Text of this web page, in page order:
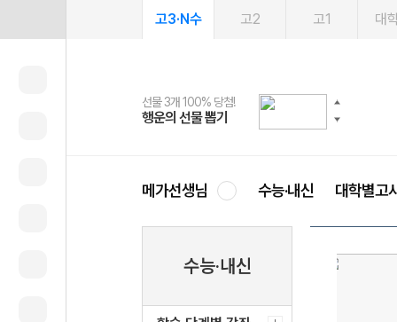
고3·N수 고2 고1 대
선물 3개 100% 당첨!
행운의 선물 뽑기
선물 100% 증정!
메가스터디 X 올리브
여름방학 스터디 캐시백
메가런 썸머스쿨
2027 러셀 단과
강사 공개선발
스마트러닝앱
설문 EVENT
메가패스
3일 무료 체험권
메가패스 수강생 무료혜택!
메가클럽 멤버십
사회공헌 캠페인
희망이룸 메가나눔
메가선생님 수능·내신 대학별고
수능·내신